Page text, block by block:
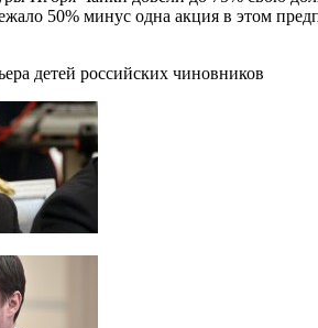
50% минус одна акция​​ в этом
детей российских чиновников